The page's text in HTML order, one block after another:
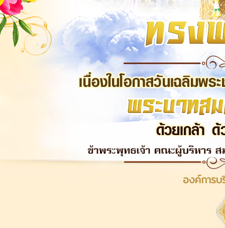
องค์การ